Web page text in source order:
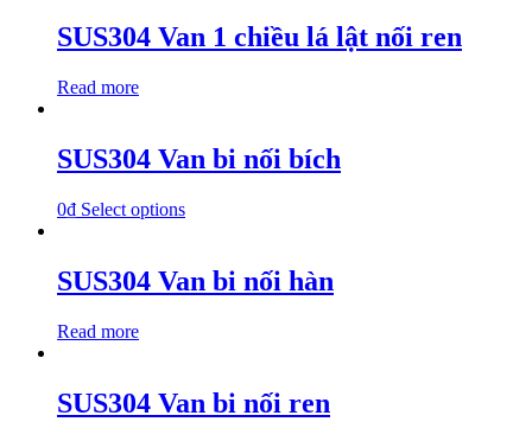
SUS304 Van 1 chiều lá lật nối ren
Read more
SUS304 Van bi nối bích
0₫ Select options
SUS304 Van bi nối hàn
Read more
SUS304 Van bi nối ren